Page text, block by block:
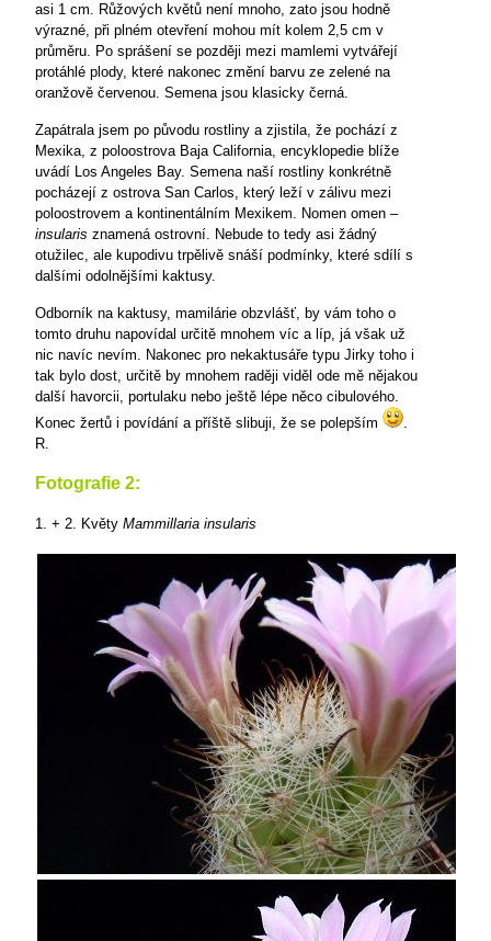
asi 1 cm. Růžových květů není mnoho, zato jsou hodně
výrazné, při plném otevření mohou mít kolem 2,5 cm v
průměru. Po sprášení se později mezi mamlemi vytvářejí
protáhlé plody, které nakonec změní barvu ze zelené na
oranžově červenou. Semena jsou klasicky černá.
Zapátrala jsem po původu rostliny a zjistila, že pochází z
Mexika, z poloostrova Baja California, encyklopedie blíže
uvádí Los Angeles Bay. Semena naší rostliny konkrétně
pocházejí z ostrova San Carlos, který leží v zálivu mezi
poloostrovem a kontinentálním Mexikem. Nomen omen –
insularis znamená ostrovní. Nebude to tedy asi žádný
otužilec, ale kupodivu trpělivě snáší podmínky, které sdílí s
dalšími odolnějšími kaktusy.
Odborník na kaktusy, mamilárie obzvlášť, by vám toho o
tomto druhu napovídal určitě mnohem víc a líp, já však už
nic navíc nevím. Nakonec pro nekaktusáře typu Jirky toho i
tak bylo dost, určitě by mnohem raději viděl ode mě nějakou
další havorcii, portulaku nebo ještě lépe něco cibulového.
Konec žertů i povídání a příště slibuji, že se polepším
.
R.
Fotografie 2:
1. + 2. Květy Mammillaria insularis